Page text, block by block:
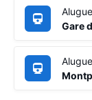
Gare